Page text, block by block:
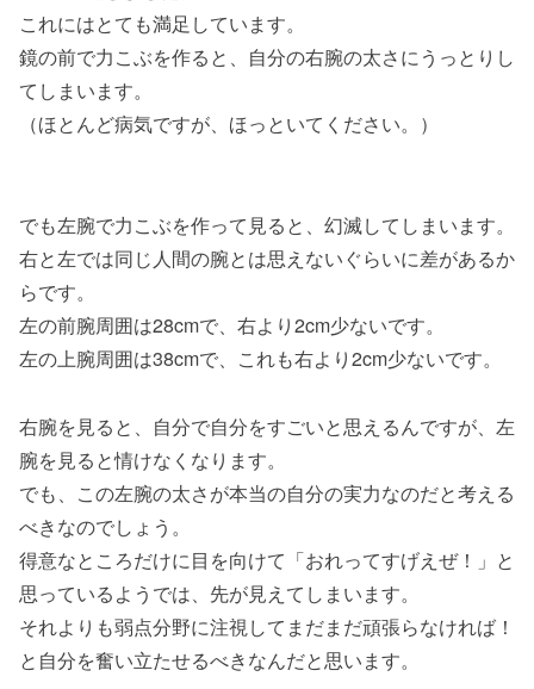
これにはとても満足しています。
鏡の前で力こぶを作ると、自分の右腕の太さにうっとりし
てしまいます。
（ほとんど病気ですが、ほっといてください。）
でも左腕で力こぶを作って見ると、幻滅してしまいます。
右と左では同じ人間の腕とは思えないぐらいに差があるか
らです。
左の前腕周囲は28cmで、右より2cm少ないです。
左の上腕周囲は38cmで、これも右より2cm少ないです。
右腕を見ると、自分で自分をすごいと思えるんですが、左
腕を見ると情けなくなります。
でも、この左腕の太さが本当の自分の実力なのだと考える
べきなのでしょう。
得意なところだけに目を向けて「おれってすげえぜ！」と
思っているようでは、先が見えてしまいます。
それよりも弱点分野に注視してまだまだ頑張らなければ！
と自分を奮い立たせるべきなんだと思います。